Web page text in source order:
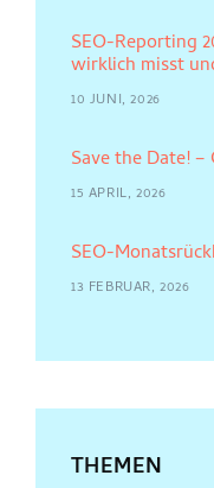
SEO-Reporting
wirklich misst
10 JUNI, 2026
Save the Date! –
15 APRIL, 2026
SEO-
13 FEBRUAR, 2026
THEMEN